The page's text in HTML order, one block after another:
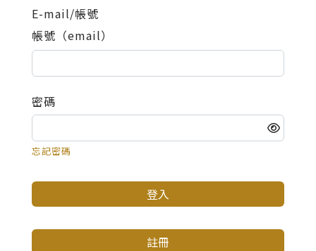
E-mail/帳號
帳號（email）
密碼
忘記密碼
登入
註冊